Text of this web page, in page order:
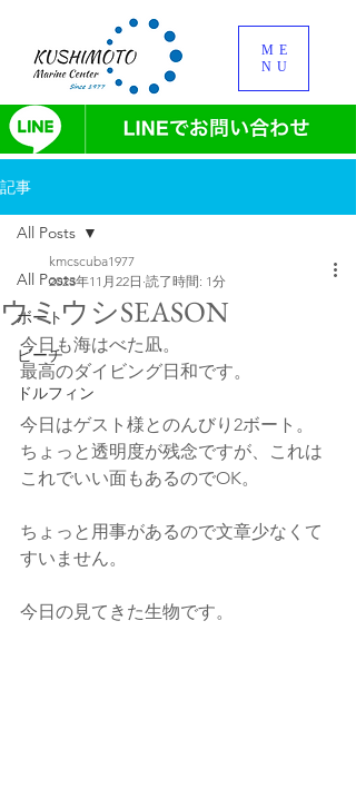
ME
NU
記事
All Posts
ボート
ビーチ
ドルフィン
All Posts
ウミウシSEASON
kmcscuba1977
2023年11月22日 読了時間: 1分
今日も海はべた凪。
最高のダイビング日和です。
今日はゲスト様とのんびり2ボート。
ちょっと透明度が残念ですが、これは
これでいい面もあるのでOK。
ちょっと用事があるので文章少なくて
すいません。
今日の見てきた生物です。